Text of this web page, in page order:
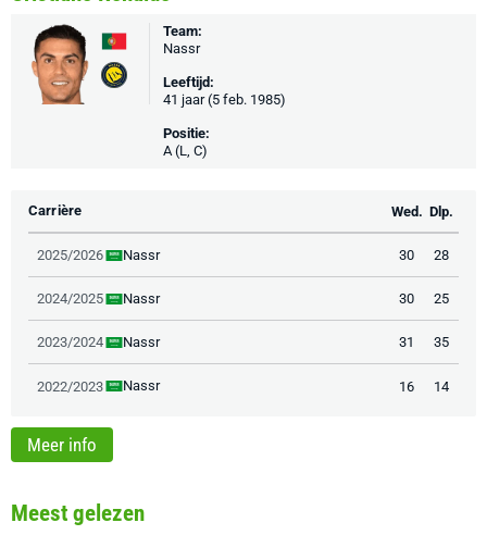
Team:
Nassr
Leeftijd:
41 jaar (5 feb. 1985)
Positie:
A (L, C)
Carrière Wed. Dlp.
2025/2026 Nassr 30 28
2024/2025 Nassr 30 25
2023/2024 Nassr 31 35
2022/2023 Nassr 16 14
Meer info
Meest gelezen